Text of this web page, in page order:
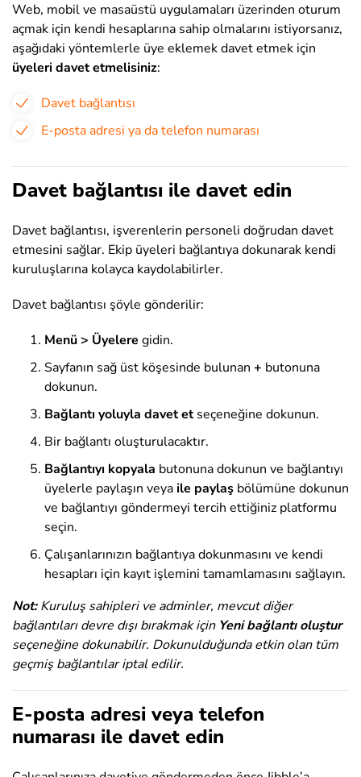
Web, mobil ve masaüstü uygulamaları üzerinden oturum
açmak için kendi hesaplarına sahip olmalarını istiyorsanız,
aşağıdaki yöntemlerle üye eklemek davet etmek için
üyeleri davet etmelisiniz:
Davet bağlantısı
E-posta adresi ya da telefon numarası
Davet bağlantısı ile davet edin
Davet bağlantısı, işverenlerin personeli doğrudan davet
etmesini sağlar. Ekip üyeleri bağlantıya dokunarak kendi
kuruluşlarına kolayca kaydolabilirler.
Davet bağlantısı şöyle gönderilir:
Menü > Üyelere gidin.
Sayfanın sağ üst köşesinde bulunan + butonuna
dokunun.
Bağlantı yoluyla davet etseçeneğine dokunun.
Bir bağlantı oluşturulacaktır.
Bağlantıyı kopyala butonuna dokunun ve bağlantıyı
üyelerle paylaşın veya ile paylaş bölümüne dokunun
ve bağlantıyı göndermeyi tercih ettiğiniz platformu
seçin.
Çalışanlarınızın bağlantıya dokunmasını ve kendi
hesapları için kayıt işlemini tamamlamasını sağlayın.
Not:Kuruluş sahipleri ve adminler, mevcut diğer
bağlantıları devre dışı bırakmak için Yeni bağlantı oluştur
seçeneğine dokunabilir. Dokunulduğunda etkin olan tüm
geçmiş bağlantılar iptal edilir.
E-posta adresi veya telefon
numarası ile davet edin